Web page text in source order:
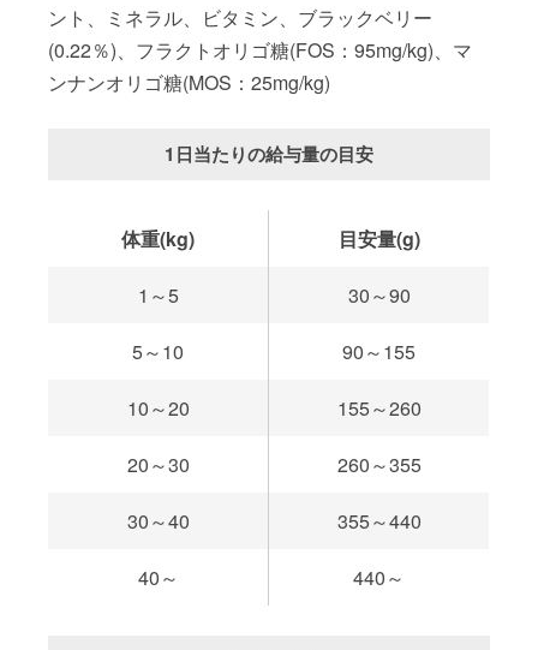
ント、ミネラル、ビタミン、ブラックベリー
(0.22％)、フラクトオリゴ糖(FOS：95mg/kg)、マ
ンナンオリゴ糖(MOS：25mg/kg)
1日当たりの給与量の目安
体重(kg) 目安量(g)
1～5 30～90
5～10 90～155
10～20 155～260
20～30 260～355
30～40 355～440
40～ 440～